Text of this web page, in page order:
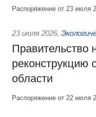
Распоряжение от 23 июля
23 июля 2026,
Правительство
реконструкцию
области
Распоряжение от 22 июля